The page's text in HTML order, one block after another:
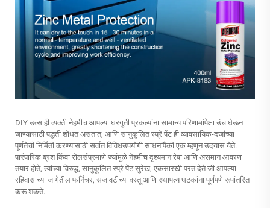
DIY उत्साही व्यक्ती नेहमीच आपल्या घरगुती प्रकल्पांना सामान्य परिणामांपेक्षा उंच घेऊन
जाण्यासाठी पद्धती शोधत असतात, आणि सानुकूलित स्प्रे पेंट ही व्यावसायिक-दर्जाच्या
पूर्णतेची निर्मिती करण्यासाठी सर्वात विविधउपयोगी साधनांपैकी एक म्हणून उदयास येते.
पारंपारिक ब्रश किंवा रोलर्सप्रमाणे ज्यांमुळे नेहमीच दृश्यमान रेषा आणि असमान आवरण
तयार होते, त्यांच्या विरुद्ध, सानुकूलित स्प्रे पेंट सुरेख, एकसारखी परत देते जी आपल्या
रहिवासाच्या जागेतील फर्निचर, सजावटीच्या वस्तू आणि स्थापत्य घटकांना पूर्णपणे रूपांतरित
करू शकते.